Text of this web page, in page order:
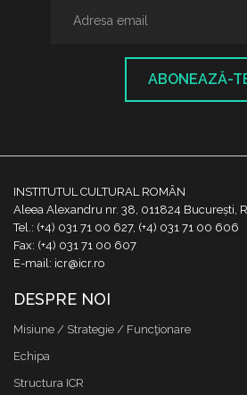
ABONEAZĂ-
INSTITUTUL CULTURAL ROMÂN
Aleea Alexandru nr. 38, 011824 București,
Tel.: (+4) 031 71 00 627, (+4) 031 71 00 606
Fax: (+4) 031 71 00 607
E-mail: icr@icr.ro
DESPRE NOI
Misiune / Strategie / Funcţionare
Echipa
Structura ICR